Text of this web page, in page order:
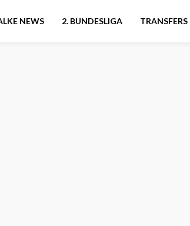
NEWS 2. BUNDESLIGA TRANSFERS